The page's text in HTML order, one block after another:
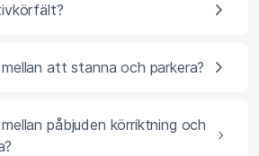
att stanna och parkera?
påbjuden körriktning och